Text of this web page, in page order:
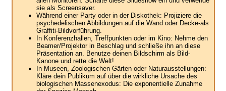
sie als Screensaver.
Während einer Party oder in der Diskothek: Projiziere die
psychedelischen Abbildungen auf die Wand oder Decke-als
Graffiti-Bildvorführung.
In Konferenzhallen, Treffpunkten oder im Kino: Nehme den
Beamer/Projektor in Beschlag und schließe ihn an diese
Präsentation an. Benutze deinen Bildschirm als Bild-
Kanone und rette die Welt!
In Museen, Zoologischen Gärten oder Naturausstellungen:
Kläre dein Publikum auf über die wirkliche Ursache des
biologischen Massenexodus: Die exponentielle Zunahme